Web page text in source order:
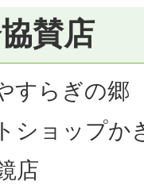
賛店
すらぎの郷
ショップか
店